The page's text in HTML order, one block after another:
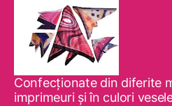
Confecţionate din diferite
imprimeuri şi în culori